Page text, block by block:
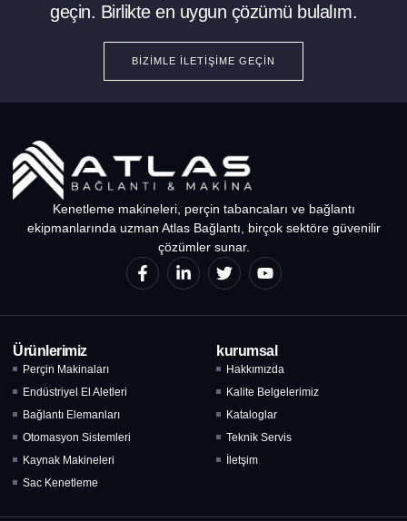
geçin. Birlikte en uygun çözümü bulalım.
BIZIMLE İLETIŞIME GEÇIN
Kenetleme makineleri, perçin tabancaları ve bağlantı
ekipmanlarında uzman Atlas Bağlantı, birçok sektöre güvenilir
çözümler sunar.
Ürünlerimiz
Perçin Makinaları
Endüstriyel El Aletleri
Bağlantı Elemanları
Otomasyon Sistemleri
Kaynak Makineleri
Sac Kenetleme
kurumsal
Hakkımızda
Kalite Belgelerimiz
Kataloglar
Teknik Servis
İletşim